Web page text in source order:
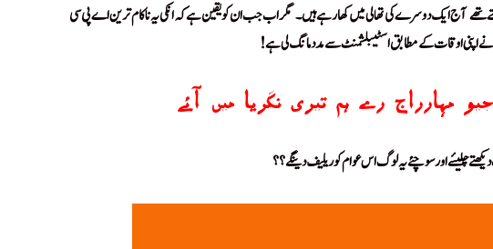
تھے! آج ایک دوسرے کی تھالی میں کھا رہے ہیں۔! مگر اب جب ان کو یقین ہے کہ انکی یہ ناکام ترین اے پی سی
نے اپنی اوقات کے مطابق اسٹیبلشمنٹ سے مدد مانگ لی ہے!
رے ہم تیری نگریا میں آئے
چلیئے اور سوچئے یہ لوگ اس عوام کو ریلیف دینگے؟؟